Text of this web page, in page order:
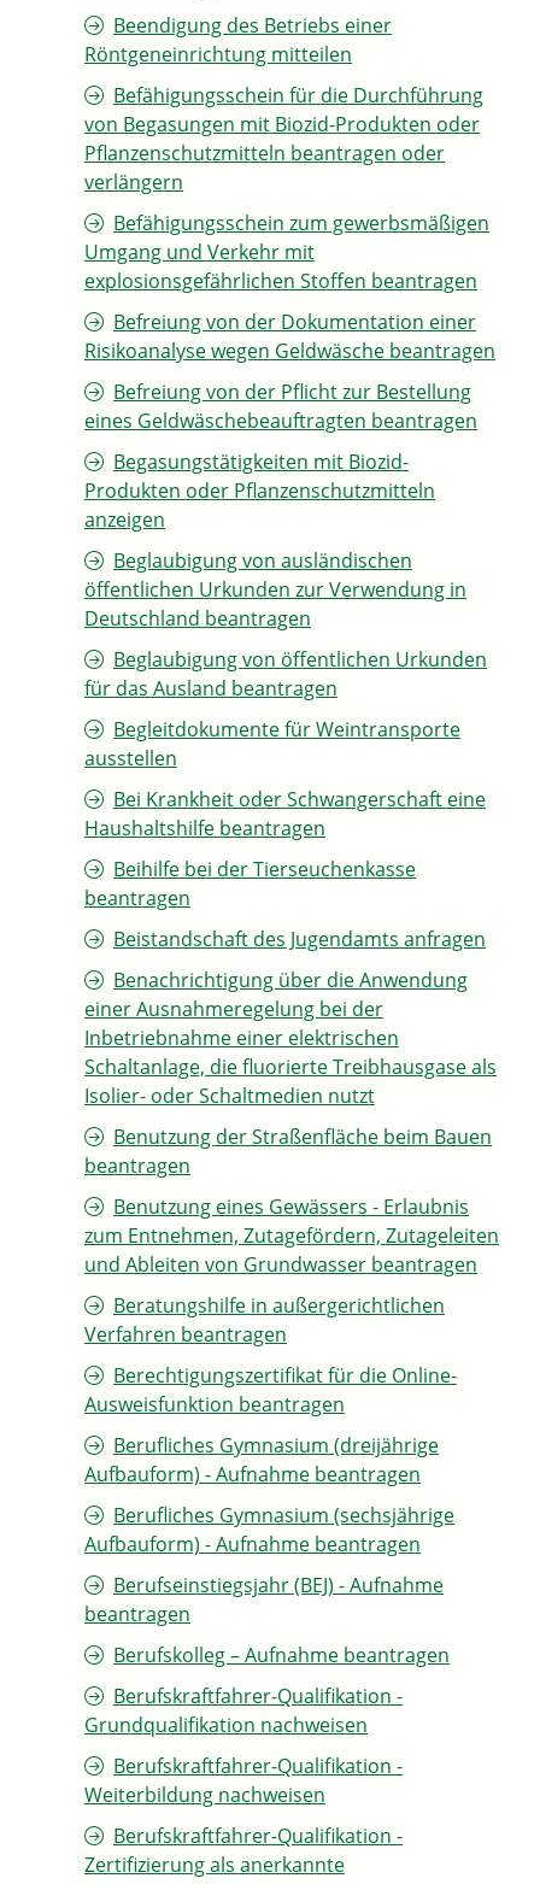
Beendigung des Betriebs einer
Röntgeneinrichtung mitteilen
Befähigungsschein für die Durchführung
von Begasungen mit Biozid-Produkten oder
Pflanzenschutzmitteln beantragen oder
verlängern
Befähigungsschein zum gewerbsmäßigen
Umgang und Verkehr mit
explosionsgefährlichen Stoffen beantragen
Befreiung von der Dokumentation einer
Risikoanalyse wegen Geldwäsche beantragen
Befreiung von der Pflicht zur Bestellung
eines Geldwäschebeauftragten beantragen
Begasungstätigkeiten mit Biozid-
Produkten oder Pflanzenschutzmitteln
anzeigen
Beglaubigung von ausländischen
öffentlichen Urkunden zur Verwendung in
Deutschland beantragen
Beglaubigung von öffentlichen Urkunden
für das Ausland beantragen
Begleitdokumente für Weintransporte
ausstellen
Bei Krankheit oder Schwangerschaft eine
Haushaltshilfe beantragen
Beihilfe bei der Tierseuchenkasse
beantragen
Beistandschaft des Jugendamts anfragen
Benachrichtigung über die Anwendung
einer Ausnahmeregelung bei der
Inbetriebnahme einer elektrischen
Schaltanlage, die fluorierte Treibhausgase als
Isolier- oder Schaltmedien nutzt
Benutzung der Straßenfläche beim Bauen
beantragen
Benutzung eines Gewässers - Erlaubnis
zum Entnehmen, Zutagefördern, Zutageleiten
und Ableiten von Grundwasser beantragen
Beratungshilfe in außergerichtlichen
Verfahren beantragen
Berechtigungszertifikat für die Online-
Ausweisfunktion beantragen
Berufliches Gymnasium (dreijährige
Aufbauform) - Aufnahme beantragen
Berufliches Gymnasium (sechsjährige
Aufbauform) - Aufnahme beantragen
Berufseinstiegsjahr (BEJ) - Aufnahme
beantragen
Berufskolleg – Aufnahme beantragen
Berufskraftfahrer-Qualifikation -
Grundqualifikation nachweisen
Berufskraftfahrer-Qualifikation -
Weiterbildung nachweisen
Berufskraftfahrer-Qualifikation -
Zertifizierung als anerkannte